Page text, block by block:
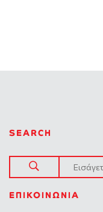
SEARCH
ΕΠΙΚΟΙΝΩΝΊΑ